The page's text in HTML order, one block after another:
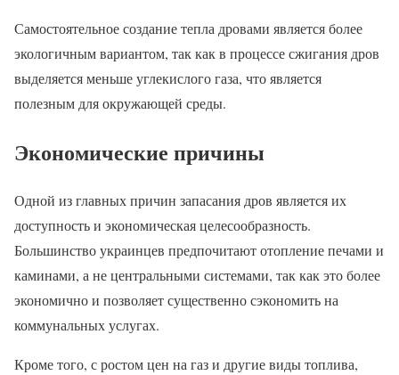
Самостоятельное создание тепла дровами является более
экологичным вариантом, так как в процессе сжигания дров
выделяется меньше углекислого газа, что является
полезным для окружающей среды.
Экономические причины
Одной из главных причин запасания дров является их
доступность и экономическая целесообразность.
Большинство украинцев предпочитают отопление печами и
каминами, а не центральными системами, так как это более
экономично и позволяет существенно сэкономить на
коммунальных услугах.
Кроме того, с ростом цен на газ и другие виды топлива,